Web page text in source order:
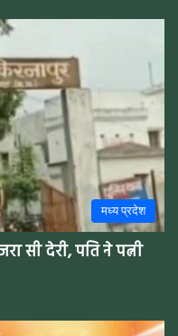
मध्य प्रदेश
सी देरी, पति ने पत्नी